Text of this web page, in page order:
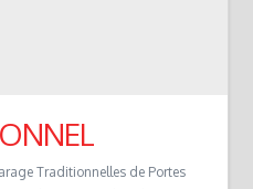
Traditionnelles de Portes